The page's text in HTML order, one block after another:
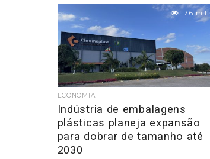
7.6 mil
ECONOMIA
Indústria de embalagens
plásticas planeja expansão
para dobrar de tamanho até
2030